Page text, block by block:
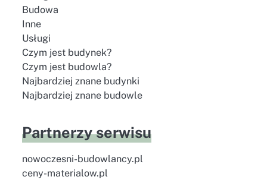
Budowa
Inne
Usługi
Czym jest budynek?
Czym jest budowla?
Najbardziej znane budynki
Najbardziej znane budowle
Partnerzy serwisu
nowoczesni-budowlancy.pl
ceny-materialow.pl